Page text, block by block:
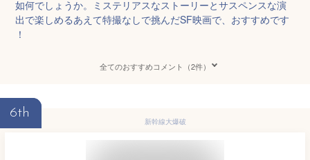
如何でしょうか。ミステリアスなストーリーとサスペンスな演
出で楽しめるあえて特撮なしで挑んだSF映画で、おすすめです
！
全てのおすすめコメント（2件）
6th
新幹線大爆破